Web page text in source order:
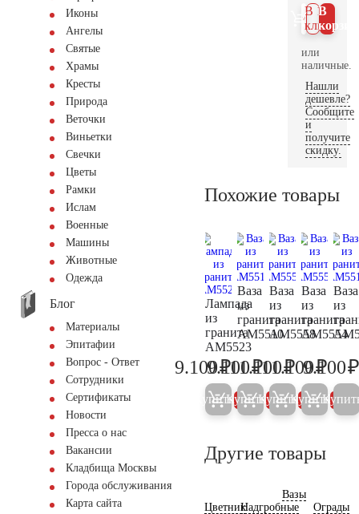
Иконы
Ангелы
Святые
Храмы
Кресты
Природа
Веточки
Виньетки
Свечки
Цветы
Рамки
Ислам
Военные
Машины
Животные
Одежда
Блог
Материалы
Эпитафии
Вопрос - Ответ
Сотрудники
Сертификаты
Новости
Пресса о нас
Вакансии
Кладбища Москвы
Города обслуживания
Карта сайта
В
В 1
клик
или
наличные.
Нашли
дешевле?
Сообщите
и
получите
скидку.
Похожие товары
Лампада
из
гранита
AM5523
9.600
9.100₽
Купить 5%
Ваза
из
гранита
AM5510
9.600
9.100₽
Купить 5%
Ваза
из
гранита
AM5558
11.700
11.100₽
Купить 5%
Ваза
из
гранита
AM5554
11.100₽
Купить 5%
Ваза
из
9.100₽
Другие товары
ЦветникНадгробные
Вазы
Ограды